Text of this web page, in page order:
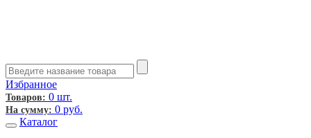
Избранное
Товаров: 0 шт.
На сумму: 0 руб.
Каталог